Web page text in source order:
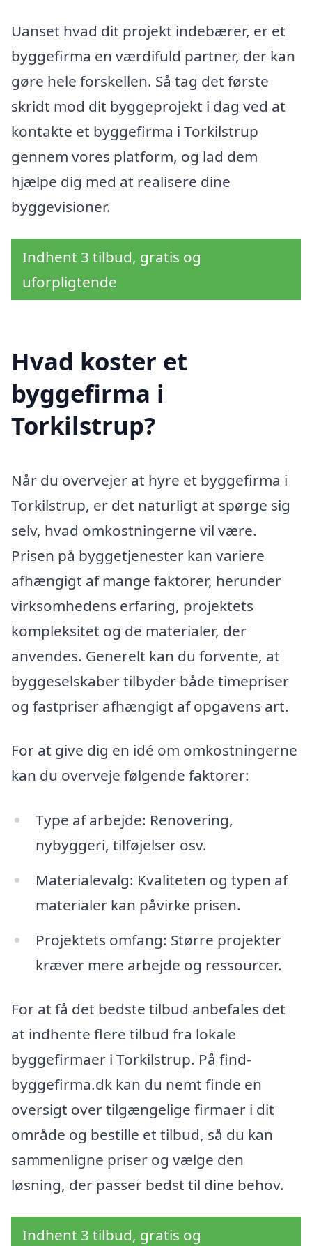
Uanset hvad dit projekt indebærer, er et
byggefirma en værdifuld partner, der kan
gøre hele forskellen. Så tag det første
skridt mod dit byggeprojekt i dag ved at
kontakte et byggefirma i Torkilstrup
gennem vores platform, og lad dem
hjælpe dig med at realisere dine
byggevisioner.
Indhent 3 tilbud, gratis og
uforpligtende
Hvad koster et
byggefirma i
Torkilstrup?
Når du overvejer at hyre et byggefirma i
Torkilstrup, er det naturligt at spørge sig
selv, hvad omkostningerne vil være.
Prisen på byggetjenester kan variere
afhængigt af mange faktorer, herunder
virksomhedens erfaring, projektets
kompleksitet og de materialer, der
anvendes. Generelt kan du forvente, at
byggeselskaber tilbyder både timepriser
og fastpriser afhængigt af opgavens art.
For at give dig en idé om omkostningerne
kan du overveje følgende faktorer:
Type af arbejde: Renovering,
nybyggeri, tilføjelser osv.
Materialevalg: Kvaliteten og typen af
materialer kan påvirke prisen.
Projektets omfang: Større projekter
kræver mere arbejde og ressourcer.
For at få det bedste tilbud anbefales det
at indhente flere tilbud fra lokale
byggefirmaer i Torkilstrup. På find-
byggefirma.dk kan du nemt finde en
oversigt over tilgængelige firmaer i dit
område og bestille et tilbud, så du kan
sammenligne priser og vælge den
løsning, der passer bedst til dine behov.
Indhent 3 tilbud, gratis og